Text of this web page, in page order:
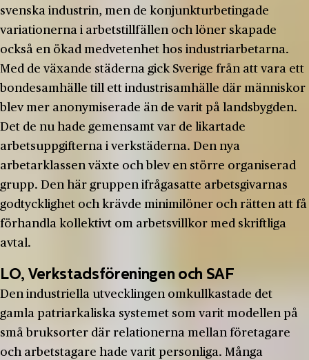
svenska industrin, men de konjunkturbetingade
variationerna i arbetstillfällen och löner skapade
också en ökad medvetenhet hos industriarbetarna.
Med de växande städerna gick Sverige från att vara ett
bondesamhälle till ett industrisamhälle där människor
blev mer anonymiserade än de varit på landsbygden.
Det de nu hade gemensamt var de likartade
arbetsuppgifterna i verkstäderna. Den nya
arbetarklassen växte och blev en större organiserad
grupp. Den här gruppen ifrågasatte arbetsgivarnas
godtycklighet och krävde minimilöner och rätten att få
förhandla kollektivt om arbetsvillkor med skriftliga
avtal.
LO, Verkstadsföreningen och SAF
Den industriella utvecklingen omkullkastade det
gamla patriarkaliska systemet som varit modellen på
små bruksorter där relationerna mellan företagare
och arbetstagare hade varit personliga. Många